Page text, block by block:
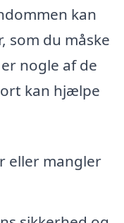
kan
som du måske
nogle af de
kan hjælpe
eller mangler